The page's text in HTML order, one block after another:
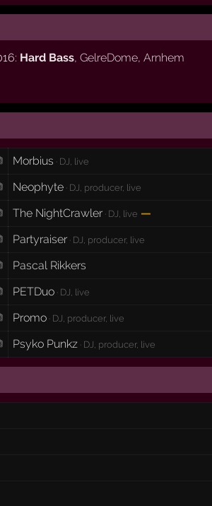
Hard Bass, GelreDome, Arnhem
Morbius · DJ, live
Neophyte · DJ, producer, live
The NightCrawler · DJ, live —
Partyraiser · DJ, producer, live
Pascal Rikkers
PETDuo · DJ, live
Promo · DJ, producer, live
Psyko Punkz · DJ, producer, live